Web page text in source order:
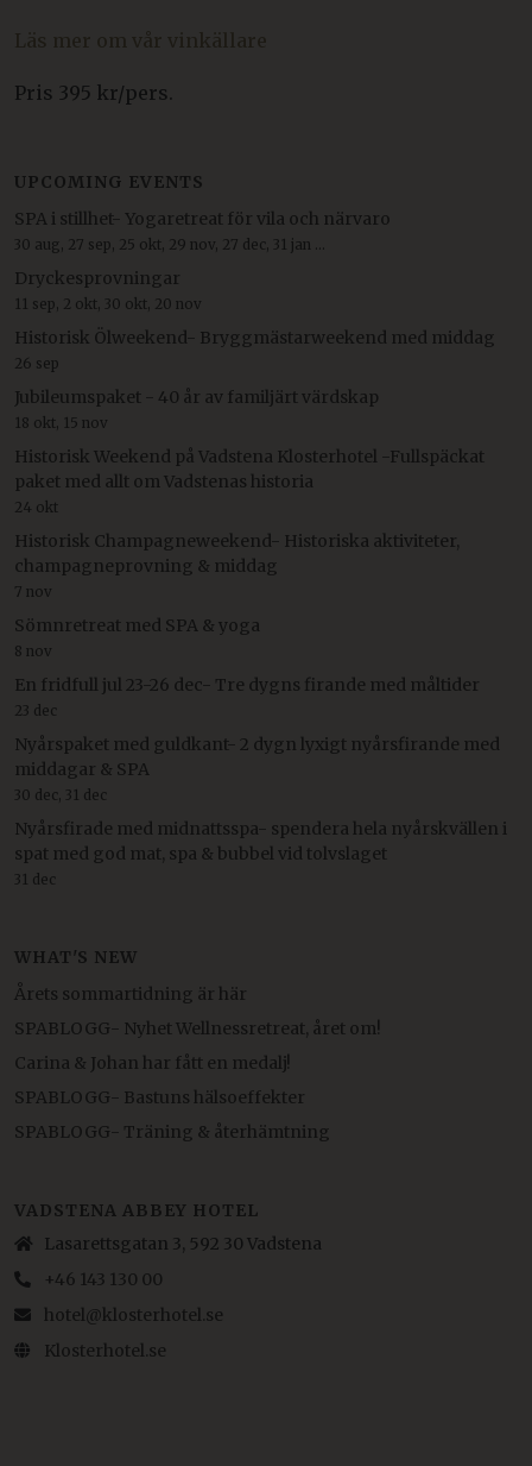
Läs mer om vår vinkällare
Pris 395 kr/pers.
UPCOMING EVENTS
SPA i stillhet- Yogaretreat för vila och närvaro
30 aug, 27 sep, 25 okt, 29 nov, 27 dec, 31 jan ...
Dryckesprovningar
11 sep, 2 okt, 30 okt, 20 nov
Historisk Ölweekend- Bryggmästarweekend med middag
26 sep
Jubileumspaket - 40 år av familjärt värdskap
18 okt, 15 nov
Historisk Weekend på Vadstena Klosterhotel -Fullspäckat
paket med allt om Vadstenas historia
24 okt
Historisk Champagneweekend- Historiska aktiviteter,
champagneprovning & middag
7 nov
Sömnretreat med SPA & yoga
8 nov
En fridfull jul 23-26 dec- Tre dygns firande med måltider
23 dec
Nyårspaket med guldkant- 2 dygn lyxigt nyårsfirande med
middagar & SPA
30 dec, 31 dec
Nyårsfirade med midnattsspa- spendera hela nyårskvällen i
spat med god mat, spa & bubbel vid tolvslaget
31 dec
WHAT'S NEW
Årets sommartidning är här
SPABLOGG- Nyhet Wellnessretreat, året om!
Carina & Johan har fått en medalj!
SPABLOGG- Bastuns hälsoeffekter
SPABLOGG- Träning & återhämtning
VADSTENA ABBEY HOTEL
Lasarettsgatan 3, 592 30 Vadstena
+46 143 130 00
hotel@klosterhotel.se
Klosterhotel.se